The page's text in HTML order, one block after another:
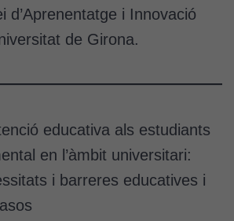
d’Aprenentatge i Innovació
de Girona.
educativa als estudiants
en l’àmbit universitari:
i barreres educatives i